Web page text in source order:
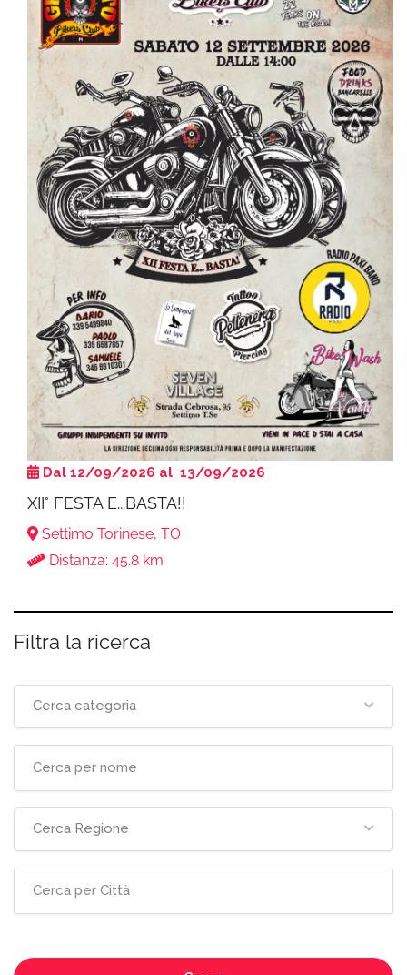
Dal 12/09/2026 al 13/09/2026
XII° FESTA E...BASTA!!
Settimo Torinese, TO
Distanza: 45.8 km
Filtra la ricerca
Cerca categoria
Cerca Regione